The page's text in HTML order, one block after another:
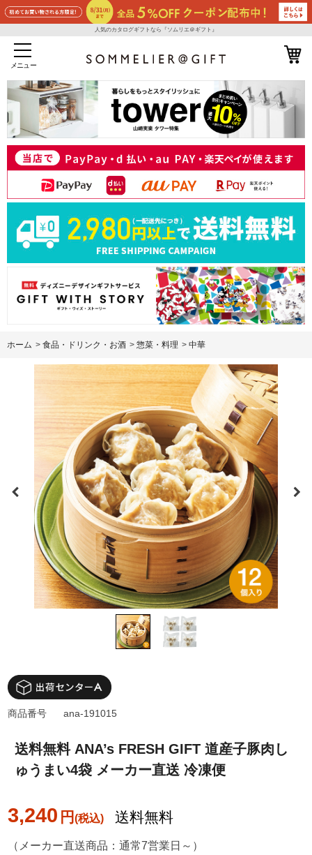
人気のカタログギフトなら『ソムリエ＠ギフト』
メニュー
ホーム > 食品・ドリンク・お酒 > 惣菜・料理 > 中華
送料無料 ANA’s FRESH GIFT 道産子豚肉し
ゅうまい4袋 メーカー直送 冷凍便
3,240 円 送料無料
商品番号 ana-191015
（メーカー直送商品：通常7営業日～）